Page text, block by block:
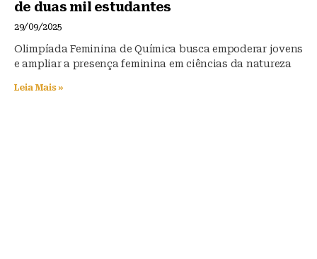
de duas mil estudantes
29/09/2025
Olimpíada Feminina de Química busca empoderar jovens
e ampliar a presença feminina em ciências da natureza
Leia Mais »